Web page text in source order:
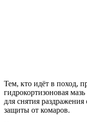
Тем, кто идёт в поход,
гидрокортизоновая
для снятия
защиты от комаров.